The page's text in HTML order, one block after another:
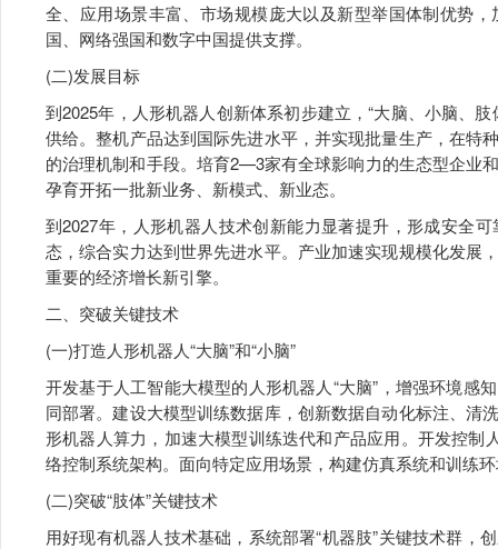
全、应用场景丰富、市场规模庞大以及新型举国体制优势
国、网络强国和数字中国提供支撑。
(二)发展目标
到2025年，人形机器人创新体系初步建立，“大脑、小脑、
供给。整机产品达到国际先进水平，并实现批量生产，在特
的治理机制和手段。培育2—3家有全球影响力的生态型企业
孕育开拓一批新业务、新模式、新业态。
到2027年，人形机器人技术创新能力显著提升，形成安全
态，综合实力达到世界先进水平。产业加速实现规模化发展
重要的经济增长新引擎。
二、突破关键技术
(一)打造人形机器人“大脑”和“小脑”
开发基于人工智能大模型的人形机器人“大脑”，增强环境感
同部署。建设大模型训练数据库，创新数据自动化标注、清
形机器人算力，加速大模型训练迭代和产品应用。开发控制
络控制系统架构。面向特定应用场景，构建仿真系统和训练
(二)突破“肢体”关键技术
用好现有机器人技术基础，系统部署“机器肢”关键技术群